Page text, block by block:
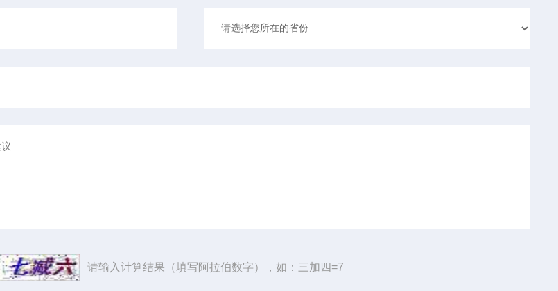
请输入计算结果（填写阿拉伯数字），如：三加四=7